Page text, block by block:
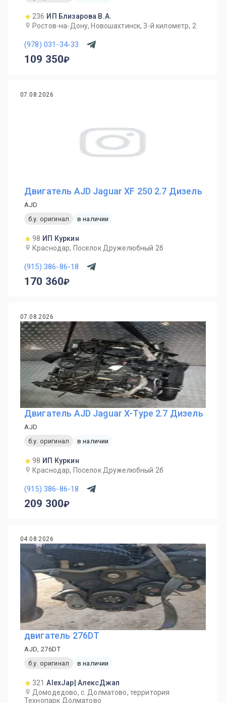
236 ИП Близарова В.А.
Ростов-на-Дону, Новошахтинск, 3-й километр, 2
(978) 031-34-33
109 350
07.08.2026
Двигатель AJD Jaguar XF 250 2.7 Дизель
AJD
б.у. оригинал
в наличии
98 ИП Куркин
Краснодар, Поселок Дружелюбный 2б
(915) 386-86-18
170 360
07.08.2026
Двигатель AJD Jaguar X-Type 2.7 Дизель
AJD
б.у. оригинал
в наличии
98 ИП Куркин
Краснодар, Поселок Дружелюбный 2б
(915) 386-86-18
209 300
04.08.2026
двигатель 276DT
AJD, 276DT
б.у. оригинал
в наличии
321 AlexJap| АлексДжап
Домодедово, с. Долматово, территория
Технопарк Долматово